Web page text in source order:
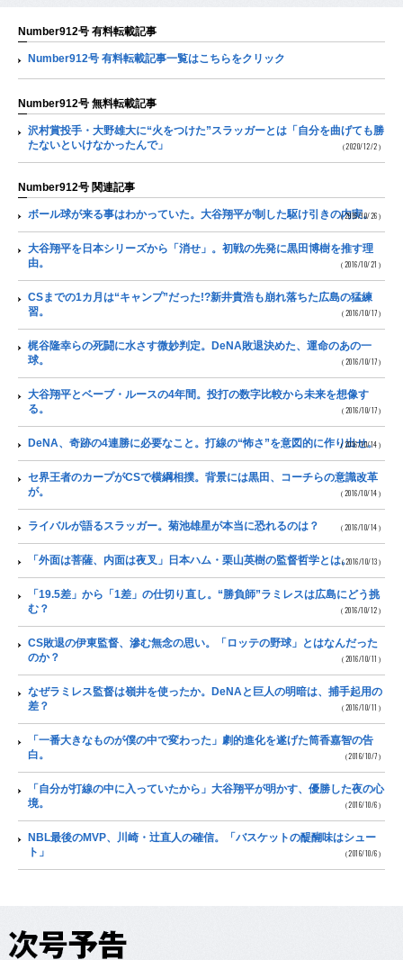
Number912号 有料転載記事
Number912号 有料転載記事一覧はこちらをクリック
Number912号 無料転載記事
沢村賞投手・大野雄大に“火をつけた”スラッガーとは「自分を曲げても勝
たないといけなかったんで」
（2020/12/2）
Number912号 関連記事
ボール球が来る事はわかっていた。大谷翔平が制した駆け引きの内実。
（2016/10/26）
大谷翔平を日本シリーズから「消せ」。初戦の先発に黒田博樹を推す理
由。
（2016/10/21）
CSまでの1カ月は“キャンプ”だった!?新井貴浩も崩れ落ちた広島の猛練
習。
（2016/10/17）
梶谷隆幸らの死闘に水さす微妙判定。DeNA敗退決めた、運命のあの一
球。
（2016/10/17）
大谷翔平とベーブ・ルースの4年間。投打の数字比較から未来を想像す
る。
（2016/10/17）
DeNA、奇跡の4連勝に必要なこと。打線の“怖さ”を意図的に作り出せ。
（2016/10/14）
セ界王者のカープがCSで横綱相撲。背景には黒田、コーチらの意識改革
が。
（2016/10/14）
ライバルが語るスラッガー。菊池雄星が本当に恐れるのは？ （2016/10/14）
「外面は菩薩、内面は夜叉」日本ハム・栗山英樹の監督哲学とは。（2016/10/13）
「19.5差」から「1差」の仕切り直し。“勝負師”ラミレスは広島にどう挑
む？
（2016/10/12）
CS敗退の伊東監督、滲む無念の思い。「ロッテの野球」とはなんだった
のか？
（2016/10/11）
なぜラミレス監督は嶺井を使ったか。DeNAと巨人の明暗は、捕手起用の
差？
（2016/10/11）
「一番大きなものが僕の中で変わった」劇的進化を遂げた筒香嘉智の告
白。
（2016/10/7）
「自分が打線の中に入っていたから」大谷翔平が明かす、優勝した夜の心
境。
（2016/10/6）
NBL最後のMVP、川崎・辻直人の確信。「バスケットの醍醐味はシュー
ト」
（2016/10/6）